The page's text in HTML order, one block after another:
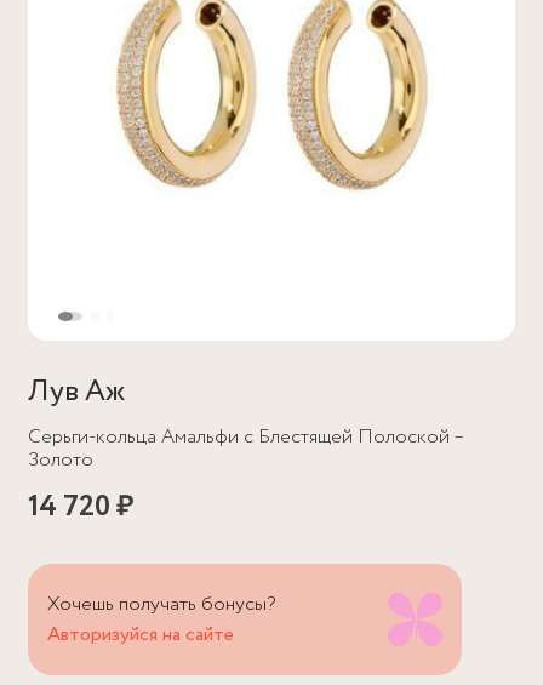
Лув Аж
Серьги-кольца Амальфи с Блестящей Полоской –
Золото
14 720 ₽
Хочешь получать бонусы?
Авторизуйся на сайте